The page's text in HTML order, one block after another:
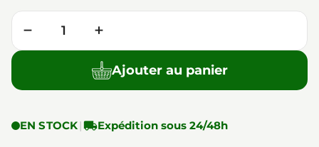
Quantité
− +
Ajouter au panier
EN STOCK |Expédition sous 24/48h